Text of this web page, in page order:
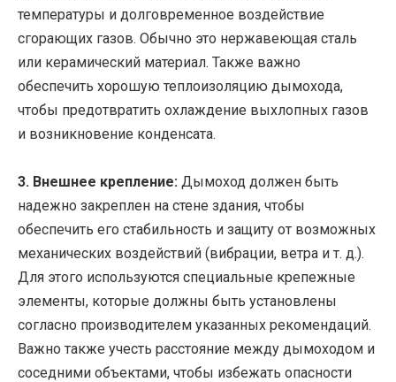
температуры и долговременное воздействие
сгорающих газов. Обычно это нержавеющая сталь
или керамический материал. Также важно
обеспечить хорошую теплоизоляцию дымохода,
чтобы предотвратить охлаждение выхлопных газов
и возникновение конденсата.
3. Внешнее крепление: Дымоход должен быть
надежно закреплен на стене здания, чтобы
обеспечить его стабильность и защиту от возможных
механических воздействий (вибрации, ветра и т. д.).
Для этого используются специальные крепежные
элементы, которые должны быть установлены
согласно производителем указанных рекомендаций.
Важно также учесть расстояние между дымоходом и
соседними объектами, чтобы избежать опасности